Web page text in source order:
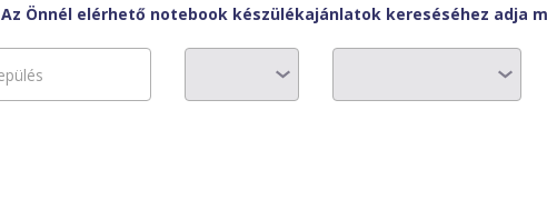
Az Önnél elérhető notebook készülékajánlatok kereséséhez adja